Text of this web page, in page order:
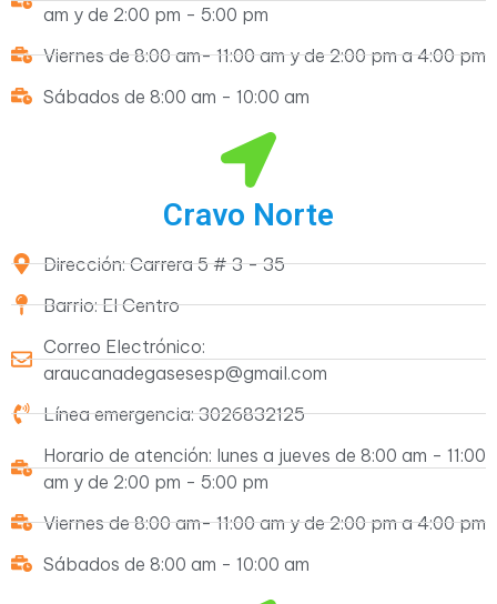
am y de 2:00 pm - 5:00 pm
Viernes de 8:00 am- 11:00 am y de 2:00 pm a 4:00 pm
Sábados de 8:00 am - 10:00 am
Cravo Norte
Dirección: Carrera 5 # 3 - 35
Barrio: El Centro
Correo Electrónico:
araucanadegasesesp@gmail.com
Línea emergencia: 3026832125
Horario de atención: lunes a jueves de 8:00 am - 11:00
am y de 2:00 pm - 5:00 pm
Viernes de 8:00 am- 11:00 am y de 2:00 pm a 4:00 pm
Sábados de 8:00 am - 10:00 am